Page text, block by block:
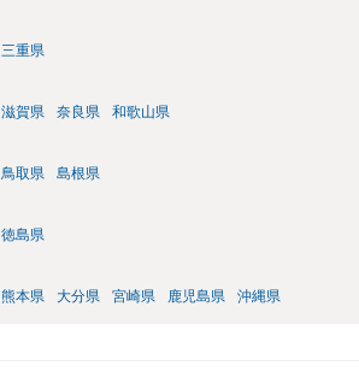
三重県
滋賀県 奈良県 和歌山県
鳥取県 島根県
徳島県
熊本県 大分県 宮崎県 鹿児島県 沖縄県